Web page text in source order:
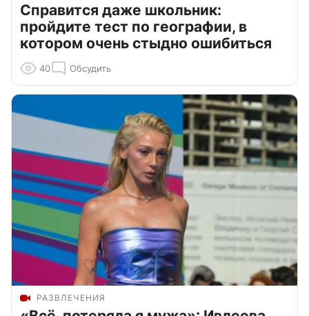
Справится даже школьник:
пройдите тест по географии, в
котором очень стыдно ошибиться
40 Обсудить
РАЗВЛЕЧЕНИЯ